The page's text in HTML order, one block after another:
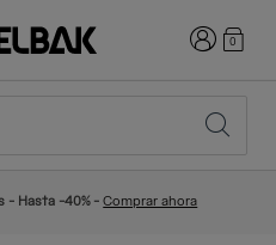
Iniciar0
- Hasta -40% -Comprar ahora